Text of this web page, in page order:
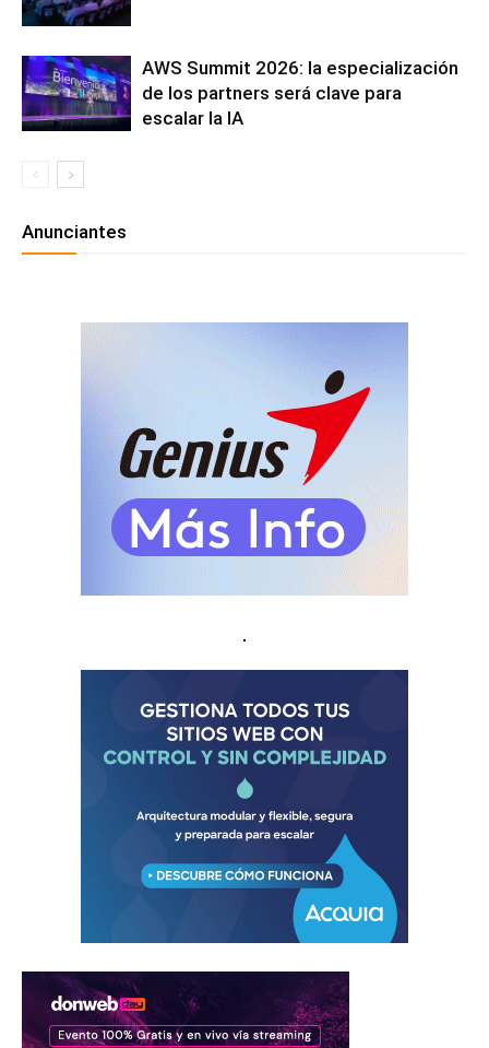
AWS Summit 2026: la especialización
de los partners será clave para
escalar la IA
Anunciantes